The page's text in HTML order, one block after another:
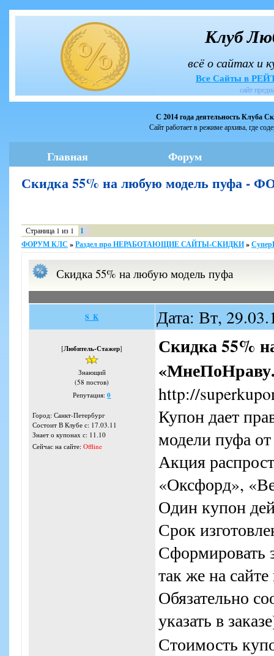
Клуб
всё о сайтах и
Все Сайты в
сайт
С 2014 года деятельность Клуба
Сайт работает в режиме архива, где
Главная Форум
Скидка 55% на любую модель пуфа -
Страница 1 из 1
1
ФОРУМ КЛС »Раздел про НЕРАБОТАЮЩИЕ САЙТЫ-СКИДКИ»
Скидка 55% на любую модель пуфа
S_K Дата: Вт,
[Любитель-Стажер]
Знающий
(58 постов)
Репутация:0
Город: Санкт-Петербург
Состоит В Клубе с: 17.03.11
Знает о купонах с: 11.10
Сейчас на сайте: Offline
Скидка 55%
http://
Купон дает
модели пуфа
Акция
«Оксфорд»,
Один купон
Срок
Сформировать
так же на
Обязательно
указать в
Стоимость